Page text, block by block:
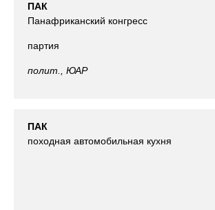
ПАК
Панафриканский конгресс
партия
полит., ЮАР
ПАК
походная автомобильная кухня